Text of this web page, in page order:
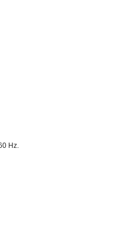
Hz.